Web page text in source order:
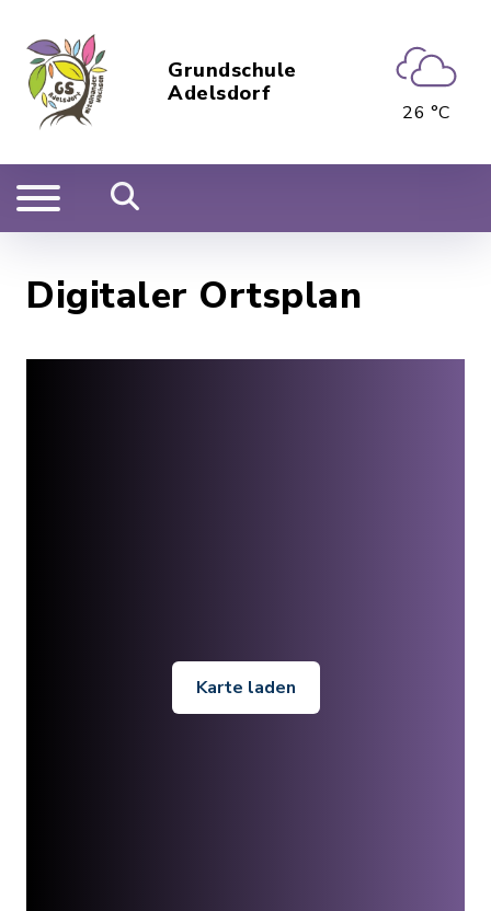
Grundschule
Adelsdorf
26 °C
Digitaler Ortsplan
Karte laden